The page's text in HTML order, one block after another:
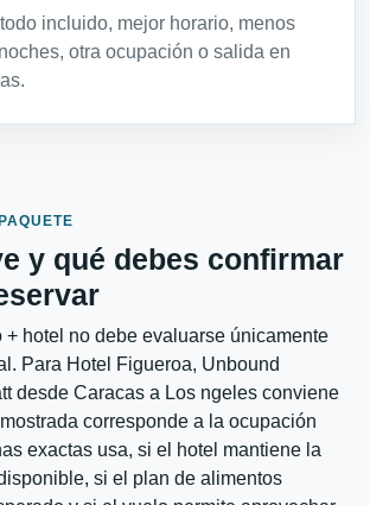
incluido, mejor horario, menos
otra ocupación o salida en
y qué debes confirmar
+ hotel no debe evaluarse únicamente
Para Hotel Figueroa, Unbound
desde Caracas a Los ngeles conviene
corresponde a la ocupación
exactas usa, si el hotel mantiene la
si el plan de alimentos